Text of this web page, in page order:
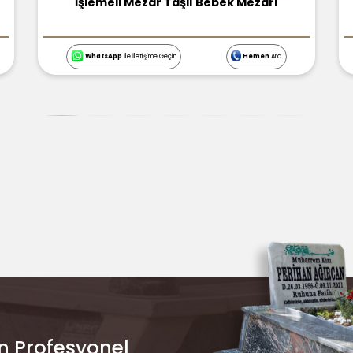
WhatsApp İle İletişime Geçin HemenAra